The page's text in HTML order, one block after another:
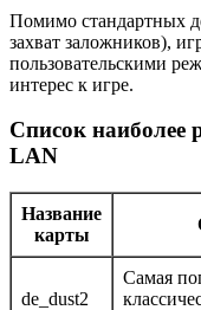
Помимо стандартных
захват заложников),
пользовательскими
интерес к игре.
Список наиболее
LAN
Название
карты
de_dust2
Самая